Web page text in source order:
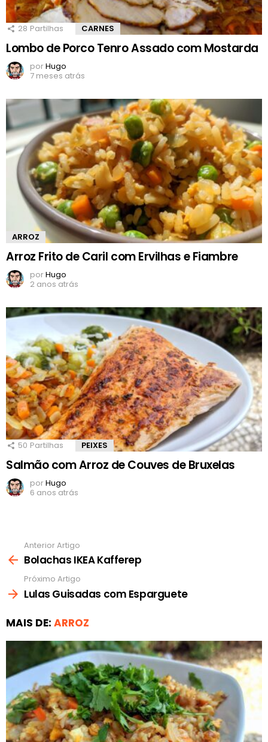
28 Partilhas CARNES
Lombo de Porco Tenro Assado com Mostarda
porHugo
7 meses atrás
ARROZ
Arroz Frito de Caril com Ervilhas e Fiambre
porHugo
2 anos atrás
50 Partilhas PEIXES
Salmão com Arroz de Couves de Bruxelas
porHugo
6 anos atrás
mais
Anterior Artigo
Bolachas IKEA Kafferep
Próximo Artigo
Lulas Guisadas com Esparguete
MAIS DE: ARROZ